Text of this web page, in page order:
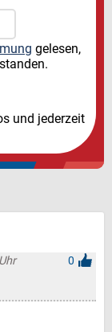
gelesen,
und jederzeit
0